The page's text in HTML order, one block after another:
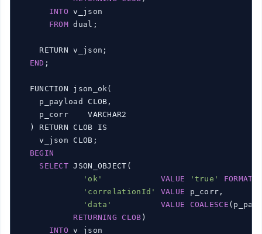
INTO v_json
FROM dual;
    RETURN v_json;
END ;
  FUNCTION json_ok(
    p_payload CLOB,
    p_corr    VARCHAR2
  ) RETURN CLOB IS
    v_json CLOB;
BEGIN
SELECT JSON_OBJECT(
'ok'
VALUE 'true' FORMAT
'correlationId'
VALUE p_corr,
'data'
VALUE COALESCE
RETURNING
CLOB )
INTO v_json